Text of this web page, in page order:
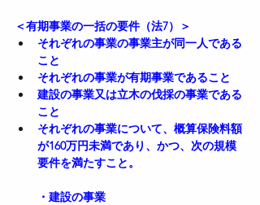
＜有期事業の一括の要件（法7）＞
それぞれの事業の事業主が同一人である
こと
それぞれの事業が有期事業であること
建設の事業又は立木の伐採の事業である
こと
それぞれの事業について、概算保険料額
が160万円未満であり、かつ、次の規模
要件を満たすこと。
・建設の事業